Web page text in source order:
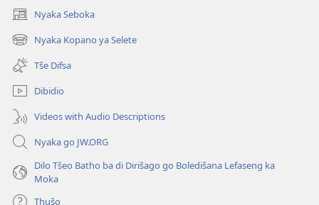
Nyaka Seboka
(opens
new
window)
Nyaka Kopano ya Selete
(opens
new
window)
Tše Difsa
Dibidio
Videos with Audio Descriptions
Nyaka go JW.ORG
Dilo Tšeo Batho ba di Dirišago go Boledišana Lefaseng ka
Moka
Thušo